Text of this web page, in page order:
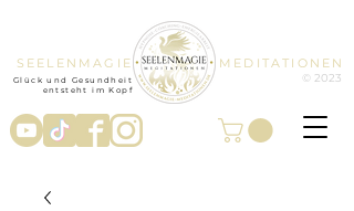
SEELENMAGIE MEDITATIONEN
Glück und Gesundheit
entsteht im Kopf
© 2023